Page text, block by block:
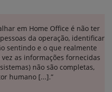
em Home Office é não ter
da operação, identificar
sentindo e o que realmente
as informações fornecidas
não são completas,
humano [...].”